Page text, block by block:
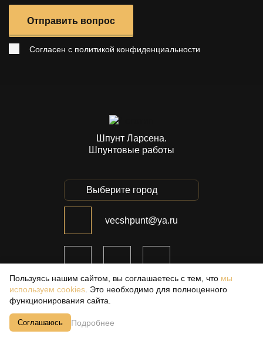
Отправить вопрос
Согласен с политикой конфиденциальности
Шпунт Ларсена.
Шпунтовые работы
Выберите город
vecshpunt@ya.ru
МЕНЮ САЙТА :
Информация о компании
Пользуясь нашим сайтом, вы соглашаетесь с тем, что мы
используем cookies . Это необходимо для полноценного
функционирования сайта.
Соглашаюсь Подробнее